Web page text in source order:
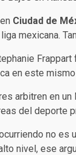
Ciudad de
mexicana.
en este
arbitren en
del deporte
no es
nivel, ese